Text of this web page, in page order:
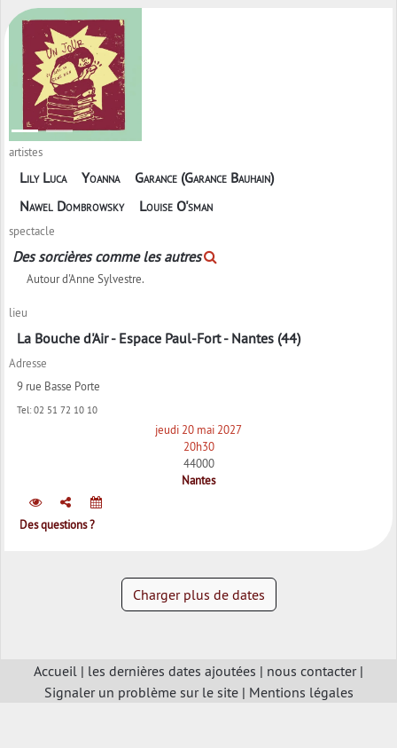
artistes
Lily Luca Yoanna
Garance (Garance Bauhain)
Nawel Dombrowsky
Louise O'sman
spectacle
Des sorcières comme les autres
Autour d'Anne Sylvestre.
lieu
La Bouche d'Air - Espace Paul-Fort - Nantes (44)
Adresse
9 rue Basse Porte
Tel: 02 51 72 10 10
jeudi 20 mai 2027
20h30
44000
Nantes
Des questions ?
Charger plus de dates
Accueil | les dernières dates ajoutées | nous contacter|
Signaler un problème sur le site| Mentions légales